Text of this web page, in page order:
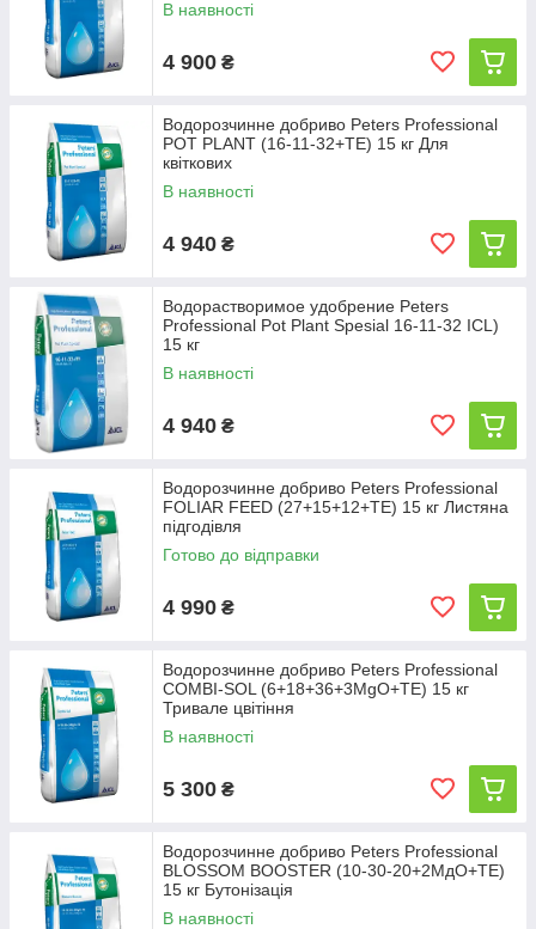
В наявності
4 900 ₴
Водорозчинне добриво Peters Professional
POT PLANT (16-11-32+TE) 15 кг Для
квіткових
В наявності
4 940 ₴
Водорастворимое удобрение Peters
Professional Pot Plant Spesial 16-11-32 ICL)
15 кг
В наявності
4 940 ₴
Водорозчинне добриво Peters Professional
FOLIAR FEED (27+15+12+ТE) 15 кг Листяна
підгодівля
Готово до відправки
4 990 ₴
Водорозчинне добриво Peters Professional
COMBI-SOL (6+18+36+3MgO+TE) 15 кг
Тривале цвітіння
В наявності
5 300 ₴
Водорозчинне добриво Peters Professional
BLOSSOM BOOSTER (10-30-20+2МдО+TE)
15 кг Бутонізація
В наявності